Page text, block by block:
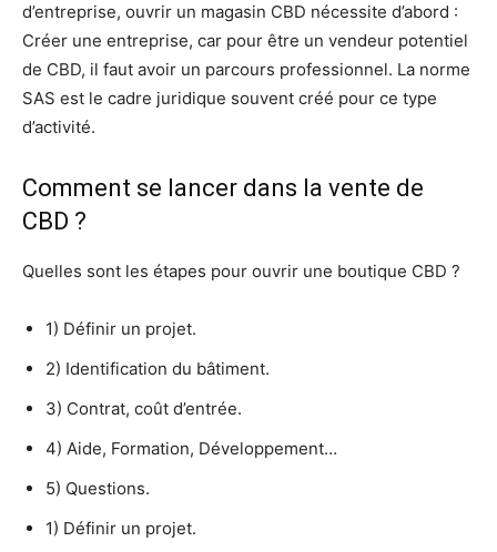
d’entreprise, ouvrir un magasin CBD nécessite d’abord :
Créer une entreprise, car pour être un vendeur potentiel
de CBD, il faut avoir un parcours professionnel. La norme
SAS est le cadre juridique souvent créé pour ce type
d’activité.
Comment se lancer dans la vente de
CBD ?
Quelles sont les étapes pour ouvrir une boutique CBD ?
1) Définir un projet.
2) Identification du bâtiment.
3) Contrat, coût d’entrée.
4) Aide, Formation, Développement…
5) Questions.
1) Définir un projet.